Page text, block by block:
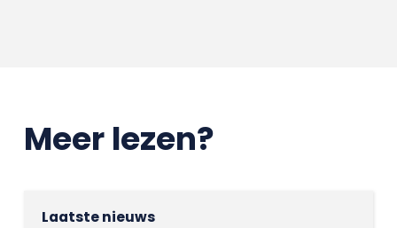
Meer lezen?
Laatste nieuws